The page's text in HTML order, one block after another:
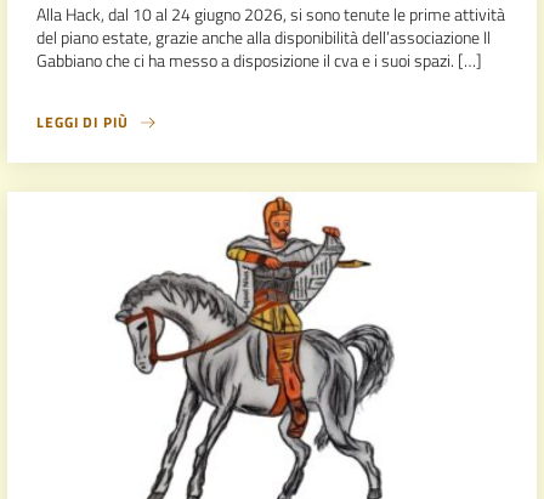
Alla Hack, dal 10 al 24 giugno 2026, si sono tenute le prime attività
del piano estate, grazie anche alla disponibilità dell’associazione Il
Gabbiano che ci ha messo a disposizione il cva e i suoi spazi. […]
LEGGI DI PIÙ